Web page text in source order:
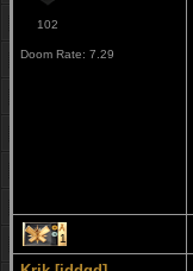
102
Doom Rate: 7.29
1